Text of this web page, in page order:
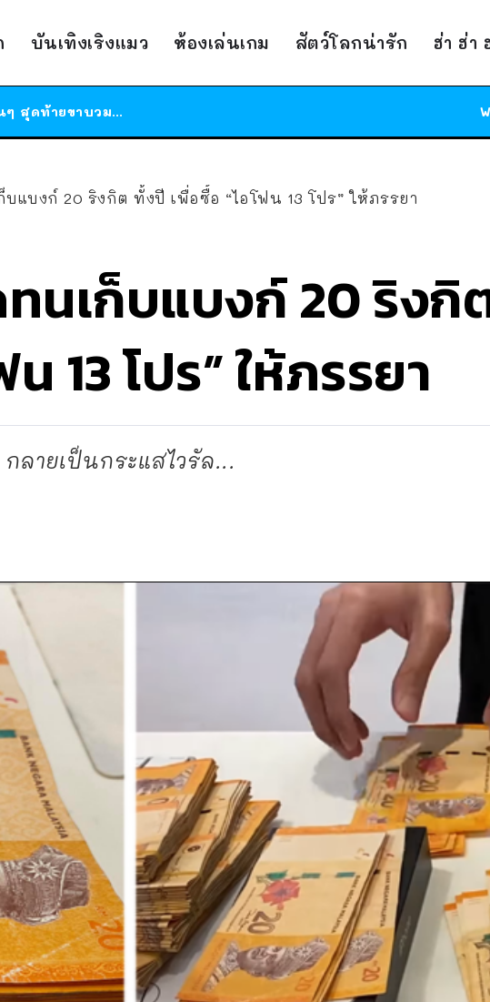
บันเทิงเริงแมว ห้องเล่นเกม สัตว์โลกน่ารัก ฮ่า ฮ่า
ร้านอาหารในนิวยอร์กประกาศปิดตัวลง หลังอยู่มานานกว่า 45 ปี ติดป้ายขอบคุณลูกค้าทุกคน แถมสูตรทำไวท์ซอสให้แบบจัดเต็ม
ได้เวลาเด็กหนวดรวมตัว RF Online Next เปิดให้เล่นแล้ว เกม Sci-Fi MMORPG ระดับตำนาน เล่นได้ทั้งมือถือและ PC
แบงก์ 20 ริงกิต ทั้งปี เพื่อซื้อ “ไอโฟน 13 โปร” ให้ภรรยา
นเก็บแบงก์ 20 ริงกิ
13 โปร” ให้ภรรยา
ายเป็นกระแสไวรัล...